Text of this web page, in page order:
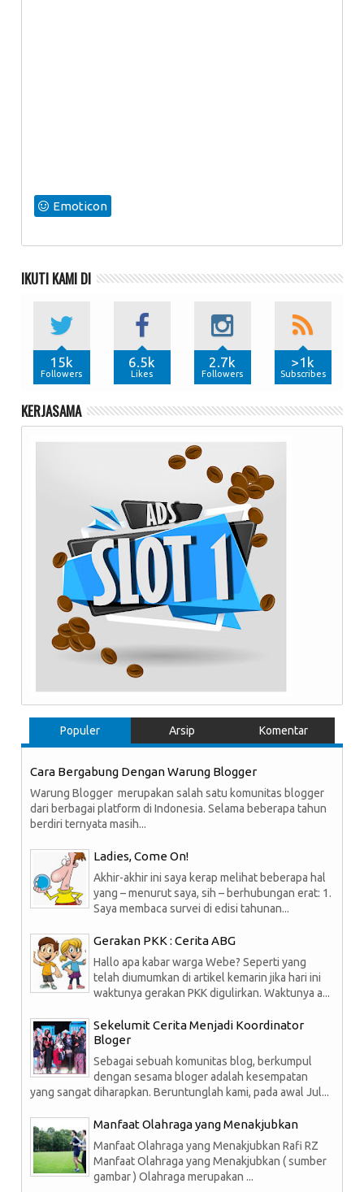
Emoticon
IKUTI KAMI DI
15k
Followers
6.5k
Likes
2.7k
Followers
>1k
Subscribes
KERJASAMA
Populer Arsip Komentar
Cara Bergabung Dengan Warung Blogger
Warung Blogger merupakan salah satu komunitas blogger
dari berbagai platform di Indonesia. Selama beberapa tahun
berdiri ternyata masih...
Ladies, Come On!
Akhir-akhir ini saya kerap melihat beberapa hal
yang – menurut saya, sih – berhubungan erat: 1.
Saya membaca survei di edisi tahunan...
Gerakan PKK : Cerita ABG
Hallo apa kabar warga Webe? Seperti yang
telah diumumkan di artikel kemarin jika hari ini
waktunya gerakan PKK digulirkan. Waktunya a...
Sekelumit Cerita Menjadi Koordinator
Bloger
Sebagai sebuah komunitas blog, berkumpul
dengan sesama bloger adalah kesempatan
yang sangat diharapkan. Beruntunglah kami, pada awal Jul...
Manfaat Olahraga yang Menakjubkan
Manfaat Olahraga yang Menakjubkan Rafi RZ
Manfaat Olahraga yang Menakjubkan ( sumber
gambar ) Olahraga merupakan ...